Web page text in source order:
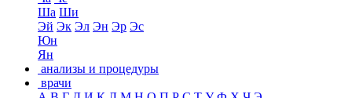
Ша Ши
Эй Эк Эл Эн Эр Эс
Юн
Ян
анализы и процедуры
врачи